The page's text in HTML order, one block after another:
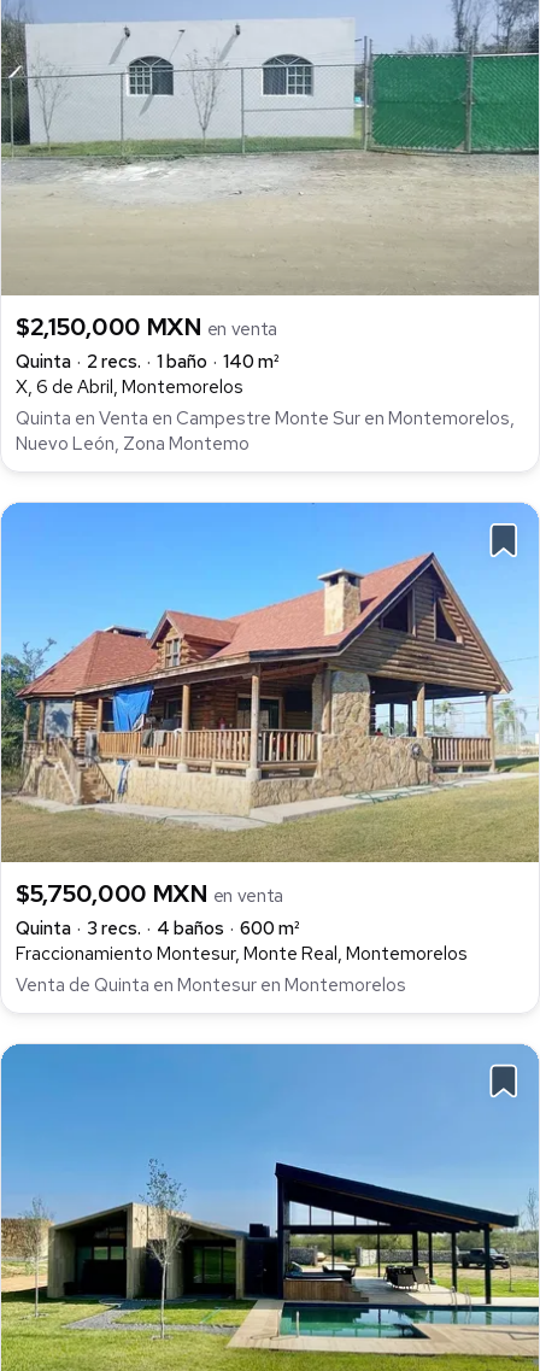
$2,150,000 MXN en venta
Quinta
2 recs. 1 baño
140 m²
X, 6 de Abril, Montemorelos
Quinta en Venta en Campestre Monte Sur en Montemorelos,
Nuevo León, Zona Montemo
$5,750,000 MXN en venta
Quinta
3 recs. 4 baños
600 m²
Fraccionamiento Montesur, Monte Real, Montemorelos
Venta de Quinta en Montesur en Montemorelos